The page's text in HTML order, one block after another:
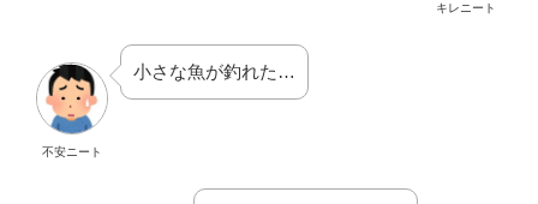
キレニート
不安ニート
小さな魚が釣れた…